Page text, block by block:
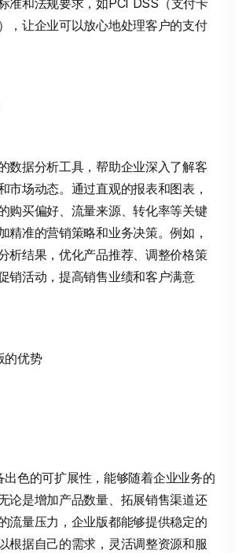
准和法规要求，如PCI DSS（支付卡
，让企业可以放心地处理客户的支付
数据分析工具，帮助企业深入了解客
市场动态。通过直观的报表和图表，
购买偏好、流量来源、转化率等关键
精准的营销策略和业务决策。例如，
析结果，优化产品推荐、调整价格策
销活动，提高销售业绩和客户满意
的优势
色的可扩展性，能够随着企业业务的
论是增加产品数量、拓展销售渠道还
流量压力，企业版都能够提供稳定的
根据自己的需求，灵活调整资源和服